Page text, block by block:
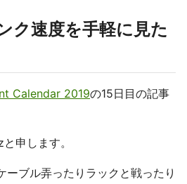
ク速度を手軽に見た
Calendar 2019の15日目の記事
申します。
ーブル弄ったりラックと戦ったり